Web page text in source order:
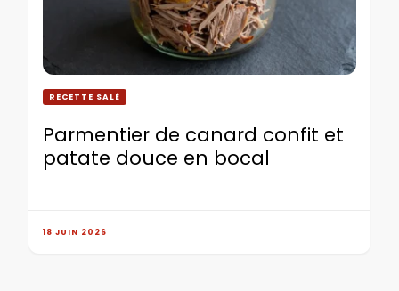
RECETTE SALÉ
Parmentier de canard confit et
patate douce en bocal
18 JUIN 2026